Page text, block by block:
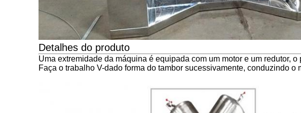
Detalhes do produto
Uma extremidade da máquina é equipada com um motor e um redutor,
Faça o trabalho V-dado forma do tambor sucessivamente, conduzindo